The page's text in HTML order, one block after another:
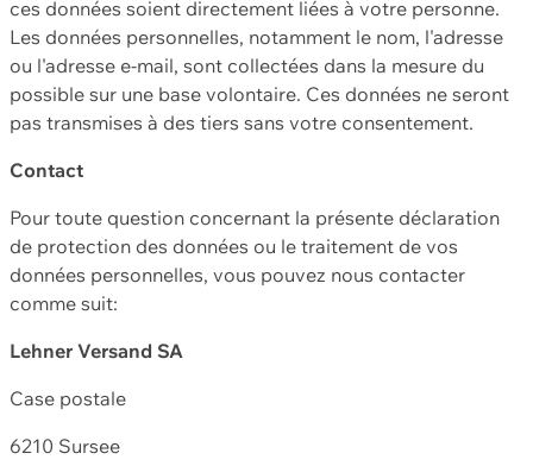
ces données soient directement liées à votre personne.
Les données personnelles, notamment le nom, l'adresse
ou l'adresse e-mail, sont collectées dans la mesure du
possible sur une base volontaire. Ces données ne seront
pas transmises à des tiers sans votre consentement.
Contact
Pour toute question concernant la présente déclaration
de protection des données ou le traitement de vos
données personnelles, vous pouvez nous contacter
comme suit:
Lehner Versand SA
Case postale
6210 Sursee